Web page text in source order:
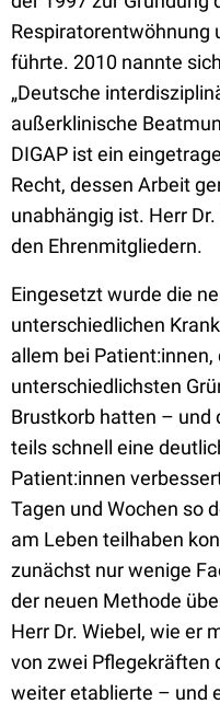
Respiratorentwöhnung
führte. 2010 nannte
„Deutsche
außerklinische
DIGAP ist ein
Recht, dessen Arbeit
unabhängig ist. Herr
den Ehrenmitgliedern.
Eingesetzt wurde die
unterschiedlichen
allem bei Patient:innen,
unterschiedlichsten
Brustkorb hatten – und
teils schnell eine
Patient:innen
Tagen und Wochen so
am Leben teilhaben
zunächst nur wenige
der neuen Methode
Herr Dr. Wiebel, wie er
von zwei Pflegekräften
weiter etablierte – und